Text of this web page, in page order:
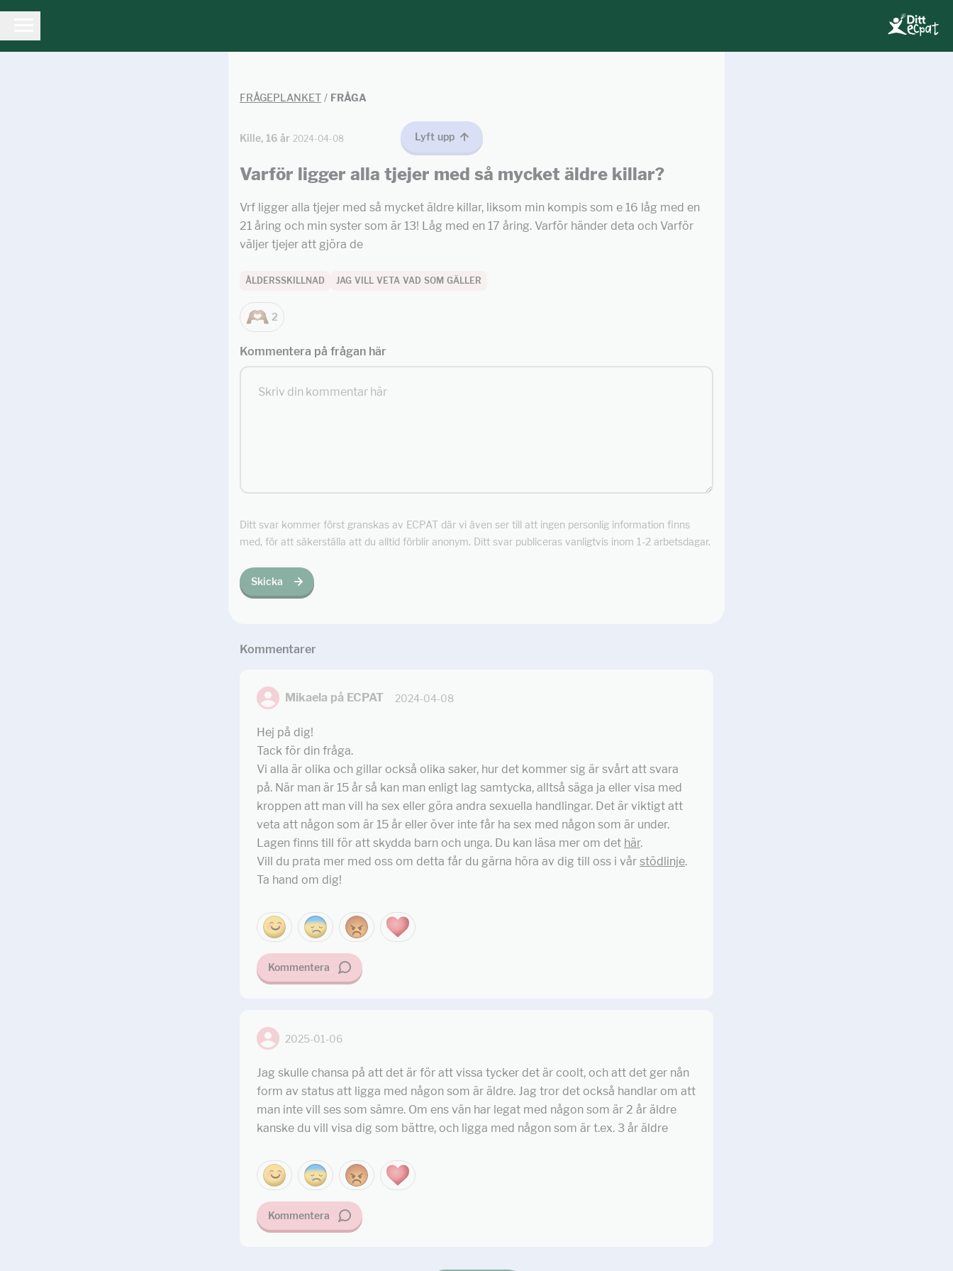
FRÅGEPLANKET / FRÅGA
Kille, 16 år 2024-04-08 Lyft upp
Varför ligger alla tjejer med så mycket äldre killar?
Vrf ligger alla tjejer med så mycket äldre killar, liksom min kompis som e 16 låg med en
21 åring och min syster som är 13! Låg med en 17 åring. Varför händer deta och Varför
väljer tjejer att gjöra de
ÅLDERSSKILLNAD JAG VILL VETA VAD SOM GÄLLER
2
Kommentera på frågan här
Ditt svar kommer först granskas av ECPAT där vi även ser till att ingen personlig information finns
med, för att säkerställa att du alltid förblir anonym. Ditt svar publiceras vanligtvis inom 1-2 arbetsdagar.
Skicka
Kommentarer
Mikaela på ECPAT 2024-04-08
Hej på dig!
Tack för din fråga.
Vi alla är olika och gillar också olika saker, hur det kommer sig är svårt att svara
på. När man är 15 år så kan man enligt lag samtycka, alltså säga ja eller visa med
kroppen att man vill ha sex eller göra andra sexuella handlingar. Det är viktigt att
veta att någon som är 15 år eller över inte får ha sex med någon som är under.
Lagen finns till för att skydda barn och unga. Du kan läsa mer om det här.
Vill du prata mer med oss om detta får du gärna höra av dig till oss i vår stödlinje.
Ta hand om dig!
Kommentera
2025-01-06
Jag skulle chansa på att det är för att vissa tycker det är coolt, och att det ger nån
form av status att ligga med någon som är äldre. Jag tror det också handlar om att
man inte vill ses som sämre. Om ens vän har legat med någon som är 2 år äldre
kanske du vill visa dig som bättre, och ligga med någon som är t.ex. 3 år äldre
Kommentera